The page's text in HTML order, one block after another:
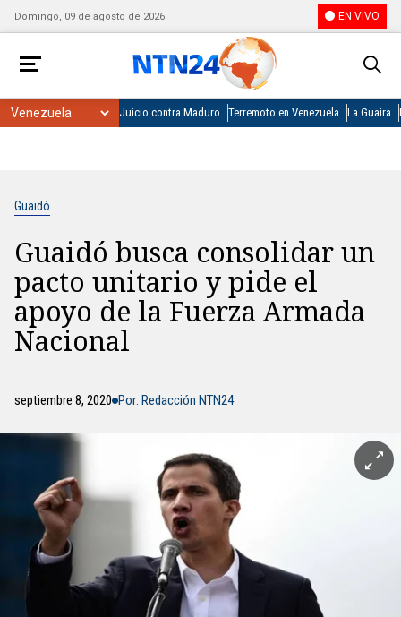
Domingo, 09 de agosto de 2026 EN VIVO
Juicio contra Maduro Terremoto en Venezuela La Guaira
Guaidó
Guaidó busca consolidar un
pacto unitario y pide el
apoyo de la Fuerza Armada
Nacional
septiembre 8, 2020 Por: Redacción NTN24